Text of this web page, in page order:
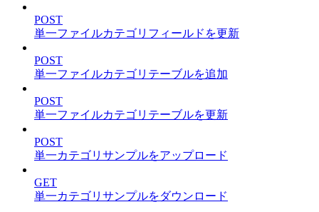
POST
単一ファイルカテゴリフィールドを更新
POST
単一ファイルカテゴリテーブルを追加
POST
単一ファイルカテゴリテーブルを更新
POST
単一カテゴリサンプルをアップロード
GET
単一カテゴリサンプルをダウンロード